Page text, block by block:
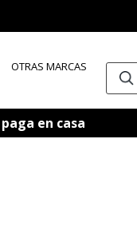
OTRAS MARCAS
en casa